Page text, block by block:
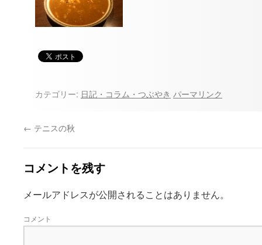
カテゴリー: 日記・コラム・つぶやき パーマリンク
← テニスの秋
コメントを残す
メールアドレスが公開されることはありません。
コメント